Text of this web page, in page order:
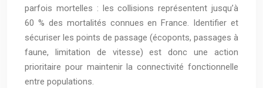
parfois mortelles : les collisions représentent jusqu’à
60 % des mortalités connues en France. Identifier et
sécuriser les points de passage (écoponts, passages à
faune, limitation de vitesse) est donc une action
prioritaire pour maintenir la connectivité fonctionnelle
entre populations.